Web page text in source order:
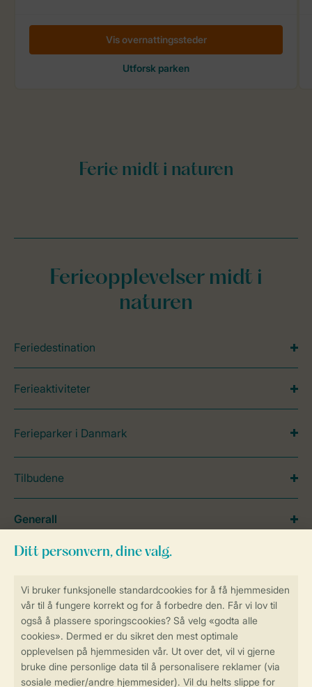
Sikker og rask online booking
Sikker datahåndtering
Ferieopplevelser midt i
naturen
Feriedestination
Ferieaktiviteter
Ferieparker i Danmark
Tilbudene
Generall
Service
Betalingsmuligheder